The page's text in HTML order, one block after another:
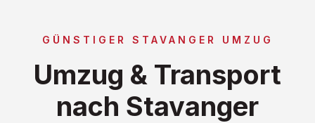
GÜNSTIGER STAVANGER UMZUG
Umzug & Transport
nach Stavanger